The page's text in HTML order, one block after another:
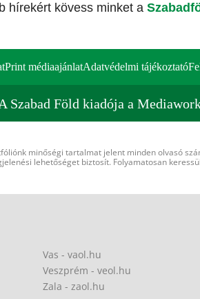
hírekért kövess minket a
Print médiaajánlatAdatvédelmi tájékoztató
A Szabad Föld kiadója a
minőségi tartalmat jelent minden olvasó
lehetőséget biztosít. Folyamatosan
Vas - vaol.hu
Veszprém - veol.hu
Zala - zaol.hu